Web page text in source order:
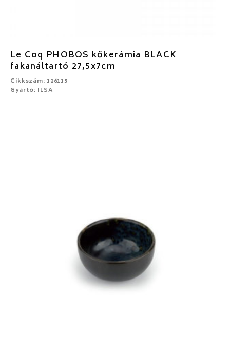
Le Coq PHOBOS kőkerámia BLACK
fakanáltartó 27,5x7cm
Cikkszám: 126115
Gyártó: ILSA